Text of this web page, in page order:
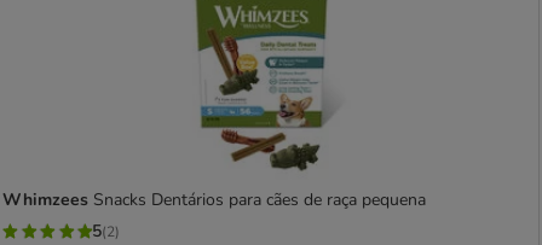
Whimzees Snacks Dentários para cães de raça pequena
5(2)